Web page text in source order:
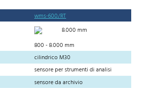
wms-600/RT
8.000 mm
800 - 8.000 mm
cilindrico M30
sensore per strumenti di analisi
sensore da archivio